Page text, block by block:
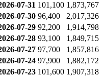
07-31 101,100 1,873,767
07-30 96,400 2,017,326
07-29 92,200 1,914,798
07-28 93,100 1,849,715
07-27 97,700 1,857,816
07-24 97,900 1,882,172
07-23 101,600 1,907,318